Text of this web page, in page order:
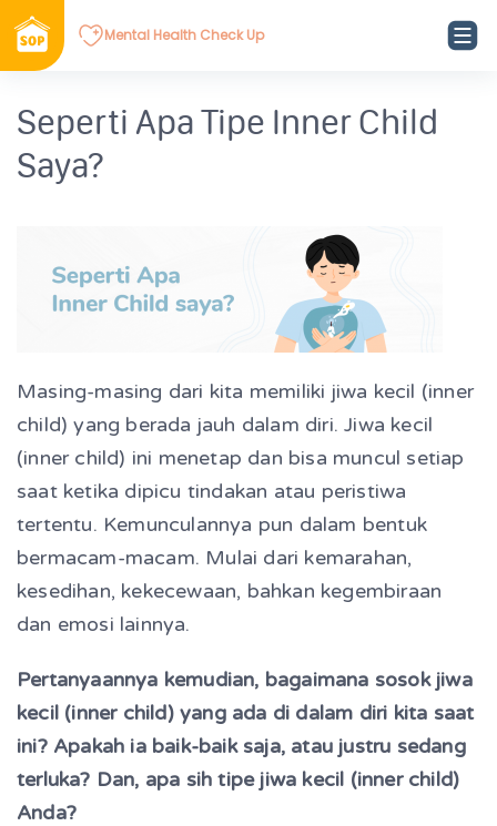
Mental Health Check Up
Seperti Apa Tipe Inner Child
Saya?
Masing-masing dari kita memiliki jiwa kecil (inner
child) yang berada jauh dalam diri. Jiwa kecil
(inner child) ini menetap dan bisa muncul setiap
saat ketika dipicu tindakan atau peristiwa
tertentu. Kemunculannya pun dalam bentuk
bermacam-macam. Mulai dari kemarahan,
kesedihan, kekecewaan, bahkan kegembiraan
dan emosi lainnya.
Pertanyaannya kemudian, bagaimana sosok jiwa
kecil (inner child) yang ada di dalam diri kita saat
ini? Apakah ia baik-baik saja, atau justru sedang
terluka? Dan, apa sih tipe jiwa kecil (inner child)
Anda?